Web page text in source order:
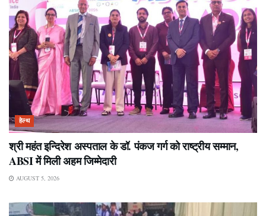
हेल्थ
श्री महंत इन्दिरेश अस्पताल के डॉ. पंकज गर्ग को राष्ट्रीय सम्मान,
ABSI में मिली अहम जिम्मेदारी
AUGUST 5, 2026